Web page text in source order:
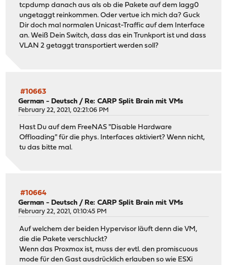
tcpdump danach aus als ob die Pakete auf dem lagg0
ungetaggt reinkommen. Oder vertue ich mich da? Guck
Dir doch mal normalen Unicast-Traffic auf dem Interface
an. Weiß Dein Switch, dass das ein Trunkport ist und dass
VLAN 2 getaggt transportiert werden soll?
#10663
German - Deutsch / Re: CARP Split Brain mit VMs
February 22, 2021, 02:21:06 PM
Hast Du auf dem FreeNAS "Disable Hardware
Offloading" für die phys. Interfaces aktiviert? Wenn nicht,
tu das bitte mal.
#10664
German - Deutsch /Re: CARP Split Brain mit VMs
February 22, 2021, 01:10:45 PM
Auf welchem der beiden Hypervisor läuft denn die VM,
die die Pakete verschluckt?
Wenn das Proxmox ist, muss der evtl. den promiscuous
mode für den Gast ausdrücklich erlauben so wie ESXi